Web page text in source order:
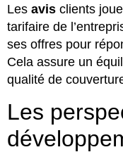
Les avis clients
tarifaire de
ses offres pour
Cela assure un
qualité de
Les